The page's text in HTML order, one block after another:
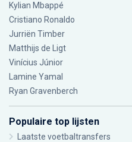
Kylian Mbappé
Cristiano Ronaldo
Jurriën Timber
Matthijs de Ligt
Vinícius Júnior
Lamine Yamal
Ryan Gravenberch
Populaire top lijsten
Laatste voetbaltransfers